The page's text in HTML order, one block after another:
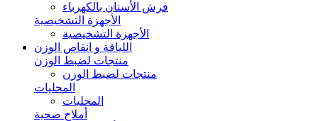
فرش الأسنان بالكهرباء
الأجهزة التشخيصية
الأجهزة التشخيصية
اللياقة و انقاص الوزن
منتجات لضبط الوزن
منتجات لضبط الوزن
المحليات
المحليات
أملاح صحية